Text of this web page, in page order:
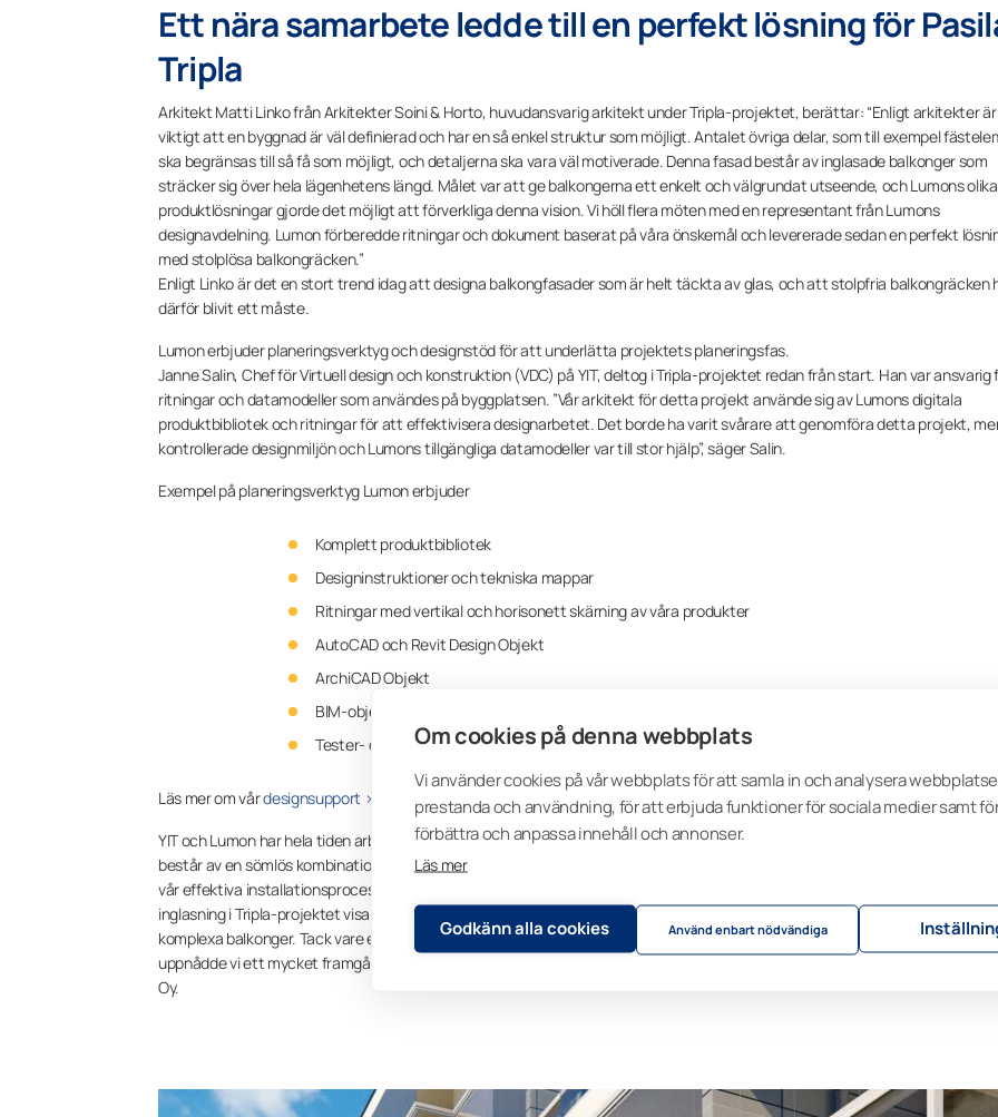
Om cookies på denna webbplats
Vi använder cookies på vår webbplats för att samla in och analysera
prestanda och användning, för att erbjuda funktioner för sociala medier samt
förbättra och anpassa innehåll och annonser.
Läs mer
Godkänn alla cookies Använd enbart nödvändiga
Ett nära samarbete ledde till en perfekt lösning för
Tripla
Arkitekt Matti Linko från Arkitekter Soini & Horto, huvudansvarig arkitekt under Tripla-projektet, berättar: “Enligt arkitekter
viktigt att en byggnad är väl definierad och har en så enkel struktur som möjligt. Antalet övriga delar, som till exempel
ska begränsas till så få som möjligt, och detaljerna ska vara väl motiverade. Denna fasad består av inglasade balkonger som
sträcker sig över hela lägenhetens längd. Målet var att ge balkongerna ett enkelt och välgrundat utseende, och Lumons olika
produktlösningar gjorde det möjligt att förverkliga denna vision. Vi höll flera möten med en representant från Lumons
designavdelning. Lumon förberedde ritningar och dokument baserat på våra önskemål och levererade sedan en perfekt
med stolplösa balkongräcken.”
Enligt Linko är det en stort trend idag att designa balkongfasader som är helt täckta av glas, och att stolpfria balkongräcken
därför blivit ett måste.
Lumon erbjuder planeringsverktyg och designstöd för att underlätta projektets planeringsfas.
Janne Salin, Chef för Virtuell design och konstruktion (VDC) på YIT, deltog i Tripla-projektet redan från start. Han var ansvarig
ritningar och datamodeller som användes på byggplatsen. ”Vår arkitekt för detta projekt använde sig av Lumons digitala
produktbibliotek och ritningar för att effektivisera designarbetet. Det borde ha varit svårare att genomföra detta projekt,
kontrollerade designmiljön och Lumons tillgängliga datamodeller var till stor hjälp”, säger Salin.
Exempel på planeringsverktyg Lumon erbjuder
Komplett produktbibliotek
Designinstruktioner och tekniska mappar
Ritningar med vertikal och horisonett skärning av våra produkter
AutoCAD och Revit Design Objekt
ArchiCAD Objekt
BIM-objekt
Tester- och forskningresultat
Läs mer om vårdesignsupport >>
YIT och Lumon har hela tiden arbetat mycket nära för att uppnå den vision man haft för Pasila Tripla. ”Triplas balkongfasad i
består av en sömlös kombination av Lumons ramfria balkonginglasning som monterats på Lumons stolpfria glasräcke. Tack
vår effektiva installationsprocess monterades glasfasaden av endast fyra av Lumons montörer. Hur vi kombinerat räcken
inglasning i Tripla-projektet visar att vår nya produktinnovation gör det möjligt att använda en lösning för stolpfria räcken
komplexa balkonger. Tack vare ett perfekt samarbete mellan projektets beställare, designers och vår egna projektpersonal,
uppnådde vi ett mycket framgångsrikt slutresultat av Tripla-projektet” säger Risto Kivioja, Chief Development Officer på
Oy.